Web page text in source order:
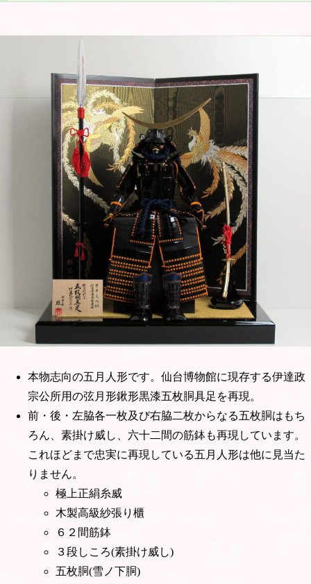
本物志向の五月人形です。仙台博物館に現存する伊達政
宗公所用の弦月形鍬形黒漆五枚胴具足を再現。
前・後・左脇各一枚及び右脇二枚からなる五枚胴はもち
ろん、素掛け威し、六十二間の筋鉢も再現しています。
これほどまで忠実に再現している五月人形は他に見当た
りません。
極上正絹糸威
木製高級紗張り櫃
６２間筋鉢
３段しころ(素掛け威し)
五枚胴(雪ノ下胴)